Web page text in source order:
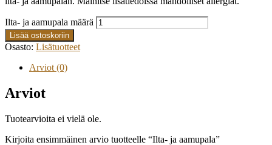
Ilta- ja aamupala määrä
Lisää ostoskoriin
Osasto: Lisätuotteet
Arviot (0)
Arviot
Tuotearvioita ei vielä ole.
Kirjoita ensimmäinen arvio tuotteelle “Ilta- ja aamupala”